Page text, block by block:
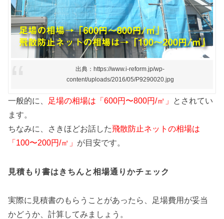
出典：https://www.i-reform.jp/wp-
content/uploads/2016/05/P9290020.jpg
一般的に、 足場の相場は「600円〜800円/㎡」 とされてい
ます。
ちなみに、さきほどお話した飛散防止ネットの相場は
「100〜200円/㎡」 が目安です。
見積もり書はきちんと相場通りかチェック
実際に見積書のもらうことがあったら、足場費用が妥当
かどうか、計算してみましょう。